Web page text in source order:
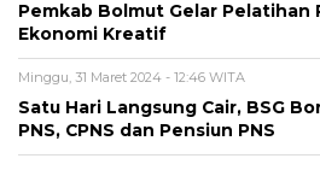
Pemkab Bolmut Gelar Pelatihan
Ekonomi Kreatif
Minggu, 31 Maret 2024 - 12:46 WITA
Satu Hari Langsung Cair, BSG
PNS, CPNS dan Pensiun PNS